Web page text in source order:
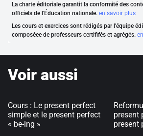
La charte éditoriale garantit la conformité des
officiels de l'Éducation nationale. en savoir plus
Les cours et exercices sont rédigés par l'équipe
composéee de professeurs certififés et agrégés.
Voir aussi
Cours : Le present perfect
simple et le present perfect
« be-ing »
present
present